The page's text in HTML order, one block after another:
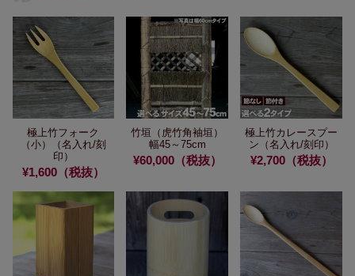
極上竹フォーク
（小）
（名入れ/刻
印）
¥1,600（税抜）
竹垣（虎竹角袖垣）
幅45～75cm
¥60,000（税抜）
極上竹カレースプー
ン （名入れ/刻印）
¥2,700（税抜）